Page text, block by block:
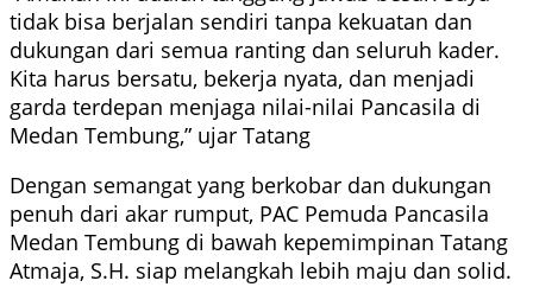
tidak bisa berjalan sendiri tanpa kekuatan dan
dukungan dari semua ranting dan seluruh kader.
Kita harus bersatu, bekerja nyata, dan menjadi
garda terdepan menjaga nilai-nilai Pancasila di
Medan Tembung,” ujar Tatang
Dengan semangat yang berkobar dan dukungan
penuh dari akar rumput, PAC Pemuda Pancasila
Medan Tembung di bawah kepemimpinan Tatang
Atmaja, S.H. siap melangkah lebih maju dan solid.